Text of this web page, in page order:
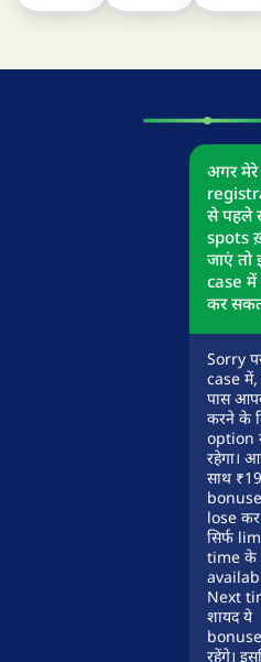
अगर मेरे
से पहले
spots
जाएं तो
case में
कर
Sorry
case में,
पास
करने के
option
रहेगा।
साथ
lose
सिर्फ
time के
Next
शायद ये
रहेंगे।